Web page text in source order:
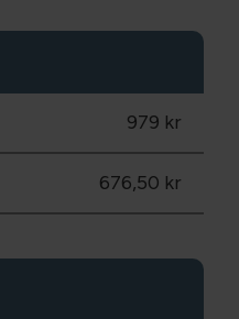
979 kr
676,50 kr